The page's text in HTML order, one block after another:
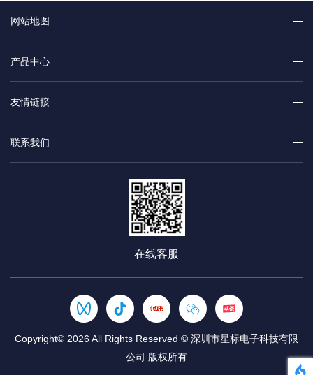
网站地图
产品中心
友情链接
联系我们
在线客服
Copyright© 2026 All Rights Reserved © 深圳市星标电子科技有限
公司 版权所有